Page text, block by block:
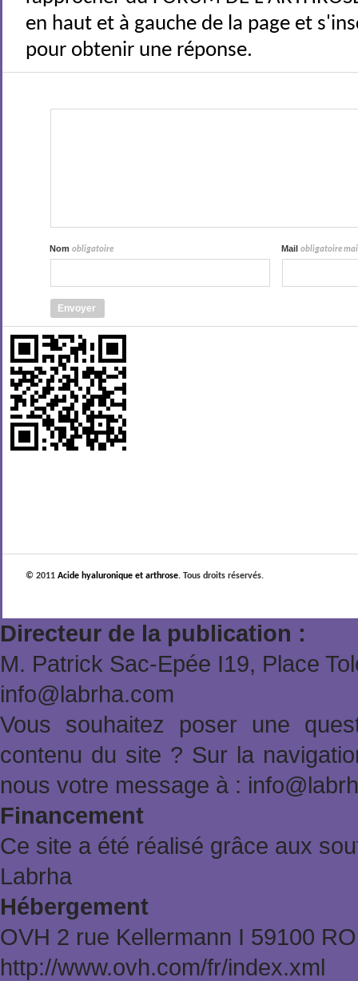
en haut et à gauche de la page et
pour obtenir une réponse.
Nomobligatoire Mailobligatoire
© 2011Acide hyaluronique et arthrose. Tous droits réservés.
Directeur de la publication :
M. Patrick Sac-Epée Ι19, Place
info@labrha.com
Vous souhaitez poser une
contenu du site ? Sur la
nous votre message à :
Financement
Ce site a été réalisé grâce aux
Labrha
Hébergement
OVH 2 rue Kellermann Ι 59100
http://www.ovh.com/fr/index.xml